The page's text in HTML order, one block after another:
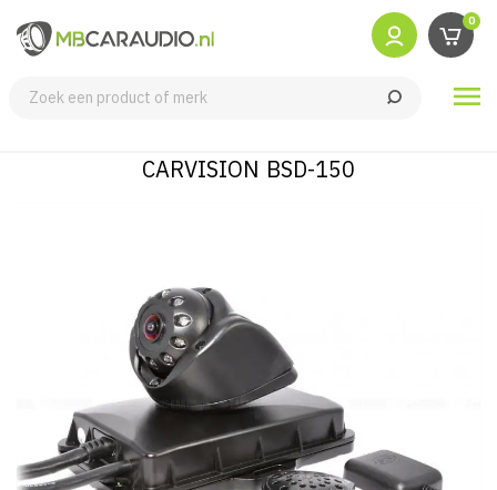
0

CARVISION BSD-150